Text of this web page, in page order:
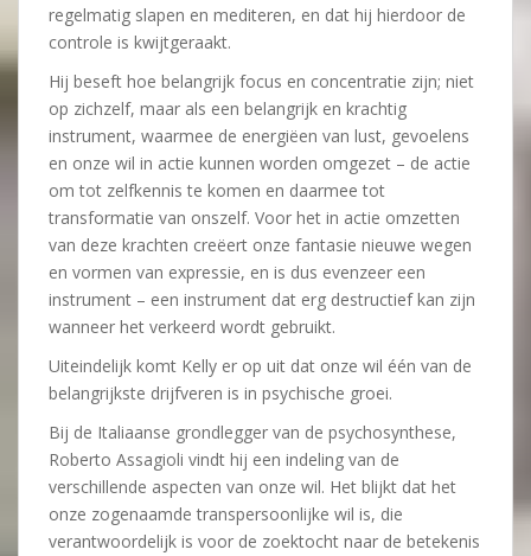
regelmatig slapen en mediteren, en dat hij hierdoor de
controle is kwijtgeraakt.
Hij beseft hoe belangrijk focus en concentratie zijn; niet
op zichzelf, maar als een belangrijk en krachtig
instrument, waarmee de energiëen van lust, gevoelens
en onze wil in actie kunnen worden omgezet – de actie
om tot zelfkennis te komen en daarmee tot
transformatie van onszelf. Voor het in actie omzetten
van deze krachten creëert onze fantasie nieuwe wegen
en vormen van expressie, en is dus evenzeer een
instrument – een instrument dat erg destructief kan zijn
wanneer het verkeerd wordt gebruikt.
Uiteindelijk komt Kelly er op uit dat onze wil één van de
belangrijkste drijfveren is in psychische groei.
Bij de Italiaanse grondlegger van de psychosynthese,
Roberto Assagioli vindt hij een indeling van de
verschillende aspecten van onze wil. Het blijkt dat het
onze zogenaamde transpersoonlijke wil is, die
verantwoordelijk is voor de zoektocht naar de betekenis